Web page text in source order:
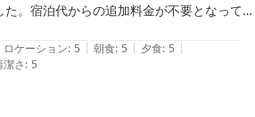
ちしております。
宿 堂ヶ島温泉ホテル
。宿泊代からの追加料金が不要となってお
取り放題サービスも子供連れだけでなく大
や熱めでしたが、私は熱いお湯が好きなの
海側の目隠しが無ければもっと景色が楽し
古いですが清掃は行き届いており快適でし
さることながら海鮮のみでなく、いろんな
ロケーション: 5 | 朝食: 5 | 夕食: 5 |
潔さ: 5